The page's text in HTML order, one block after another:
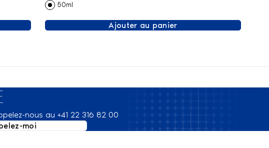
50ml
Ajouter au panier
nous au +41 22 316 82 00
moi